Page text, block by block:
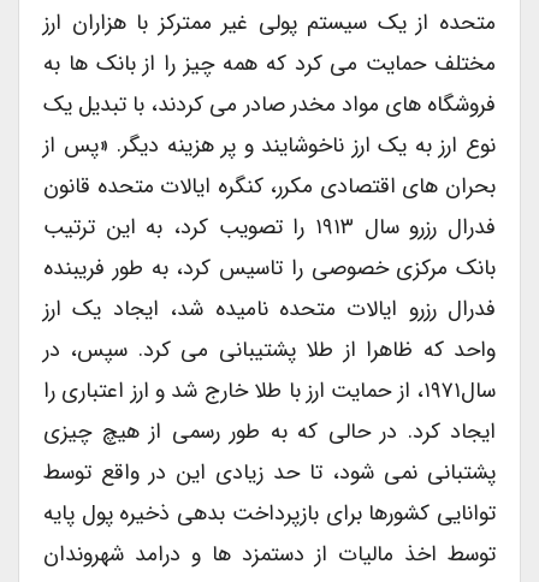
متحده از یک سیستم پولی غیر ممترکز با هزاران ارز
مختلف حمایت می کرد که همه چیز را از بانک ها به
فروشگاه های مواد مخدر صادر می کردند، با تبدیل یک
نوع ارز به یک ارز ناخوشایند و پر هزینه دیگر. «پس از
بحران های اقتصادی مکرر، کنگره ایالات متحده قانون
فدرال رزرو سال ۱۹۱۳ را تصویب کرد، به این ترتیب
بانک مرکزی خصوصی را تاسیس کرد، به طور فریبنده
فدرال رزرو ایالات متحده نامیده شد، ایجاد یک ارز
واحد که ظاهرا از طلا پشتیبانی می کرد. سپس، در
سال۱۹۷۱، از حمایت ارز با طلا خارج شد و ارز اعتباری را
ایجاد کرد. در حالی که به طور رسمی از هیچ چیزی
پشتبانی نمی شود، تا حد زیادی این در واقع توسط
توانایی کشورها برای بازپرداخت بدهی ذخیره پول پایه
توسط اخذ مالیات از دستمزد ها و درامد شهروندان